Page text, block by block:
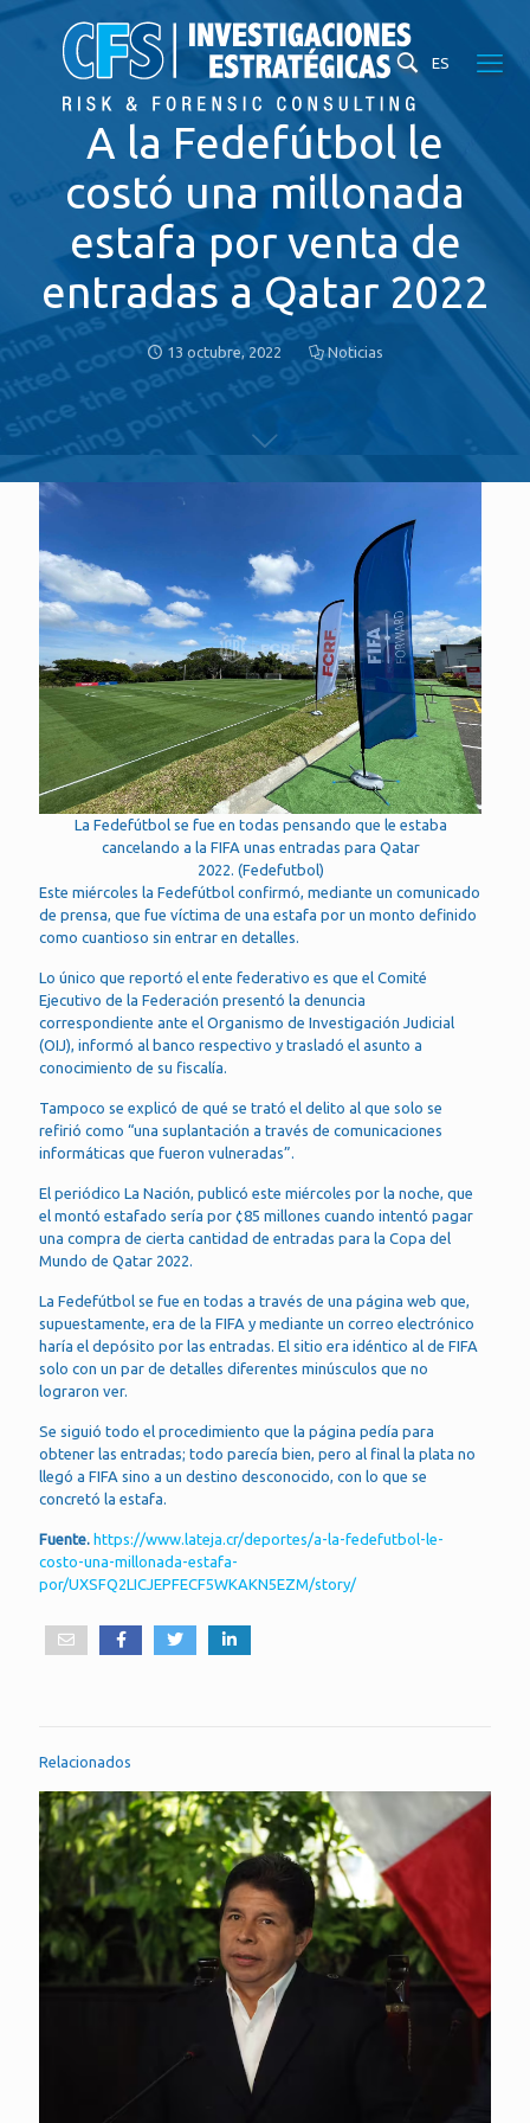
ES
A la Fedefútbol le
costó una millonada
estafa por venta de
entradas a Qatar 2022
13 octubre, 2022 Noticias
La Fedefútbol se fue en todas pensando que le estaba
cancelando a la FIFA unas entradas para Qatar
2022. (Fedefutbol)
Este miércoles la Fedefútbol confirmó, mediante un comunicado
de prensa, que fue víctima de una estafa por un monto definido
como cuantioso sin entrar en detalles.
Lo único que reportó el ente federativo es que el Comité
Ejecutivo de la Federación presentó la denuncia
correspondiente ante el Organismo de Investigación Judicial
(OIJ), informó al banco respectivo y trasladó el asunto a
conocimiento de su fiscalía.
Tampoco se explicó de qué se trató el delito al que solo se
refirió como “una suplantación a través de comunicaciones
informáticas que fueron vulneradas”.
El periódico La Nación, publicó este miércoles por la noche, que
el montó estafado sería por ¢85 millones cuando intentó pagar
una compra de cierta cantidad de entradas para la Copa del
Mundo de Qatar 2022.
La Fedefútbol se fue en todas a través de una página web que,
supuestamente, era de la FIFA y mediante un correo electrónico
haría el depósito por las entradas. El sitio era idéntico al de FIFA
solo con un par de detalles diferentes minúsculos que no
lograron ver.
Se siguió todo el procedimiento que la página pedía para
obtener las entradas; todo parecía bien, pero al final la plata no
llegó a FIFA sino a un destino desconocido, con lo que se
concretó la estafa.
Fuente. https://www.lateja.cr/deportes/a-la-fedefutbol-le-
costo-una-millonada-estafa-
por/UXSFQ2LICJEPFECF5WKAKN5EZM/story/
Relacionados